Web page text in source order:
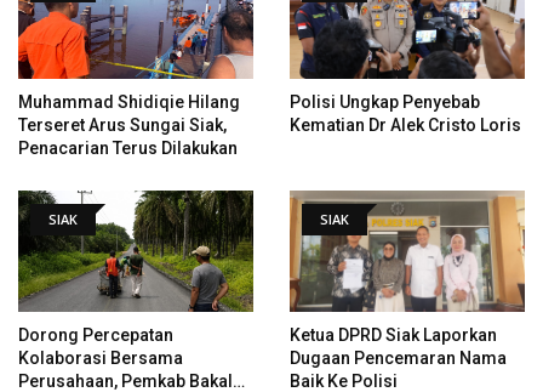
Muhammad Shidiqie Hilang
Terseret Arus Sungai Siak,
Penacarian Terus Dilakukan
Polisi Ungkap Penyebab
Kematian Dr Alek Cristo Loris
SIAK
Dorong Percepatan
Kolaborasi Bersama
Perusahaan, Pemkab Bakal
SIAK
Ketua DPRD Siak Laporkan
Dugaan Pencemaran Nama
Baik Ke Polisi